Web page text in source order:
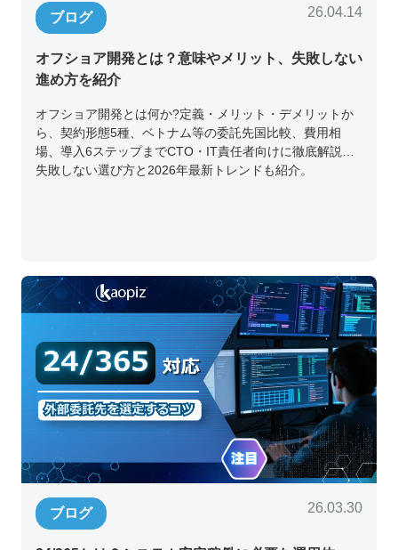
ブログ 26.04.14
オフショア開発とは？意味やメリット、失敗しない
進め方を紹介
オフショア開発とは何か?定義・メリット・デメリットか
ら、契約形態5種、ベトナム等の委託先国比較、費用相
場、導入6ステップまでCTO・IT責任者向けに徹底解説。
失敗しない選び方と2026年最新トレンドも紹介。
ブログ 26.03.30